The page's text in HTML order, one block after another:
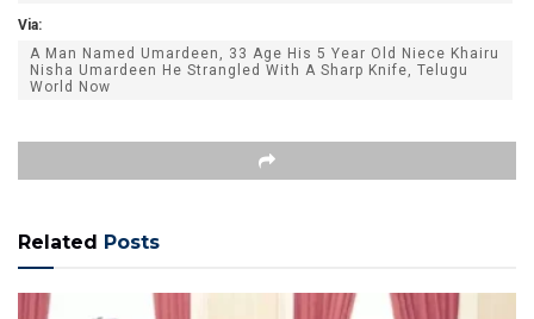
Via:
A Man Named Umardeen, 33 Age His 5 Year Old Niece Khairu
Nisha Umardeen He Strangled With A Sharp Knife, Telugu
World Now
Related Posts